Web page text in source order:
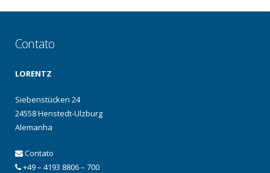
Contato
LORENTZ
Siebenstücken 24
24558 Henstedt-Ulzburg
Alemanha
Contato
+49 – 4193 8806 – 700